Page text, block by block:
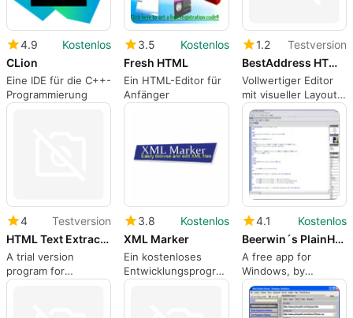
4.9
Kostenlos
CLion
Eine IDE für die C++-
Programmierung
3.5
Kostenlos
Fresh HTML
Ein HTML-Editor für
Anfänger
1.2
Testversion
BestAddress HTML Editor 2006
Vollwertiger Editor
mit visueller Layout-
Ansicht
4
Testversion
HTML Text Extractor
A trial version
program for
Windows, by Iconico.
3.8
Kostenlos
XML Marker
Ein kostenloses
Entwicklungsprogramm
für Windows
4.1
Kostenlos
Beerwin´s PlainHTML
A free app for
Windows, by
Beerwin.